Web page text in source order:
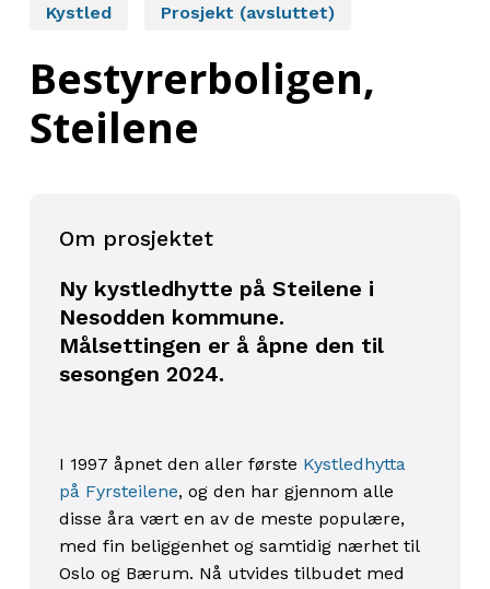
Kystled Prosjekt (avsluttet)
Bestyrerboligen,
Steilene
Om prosjektet
Ny kystledhytte på Steilene i
Nesodden kommune.
Målsettingen er å åpne den til
sesongen 2024.
I 1997 åpnet den aller første Kystledhytta
på Fyrsteilene, og den har gjennom alle
disse åra vært en av de meste populære,
med fin beliggenhet og samtidig nærhet til
Oslo og Bærum. Nå utvides tilbudet med